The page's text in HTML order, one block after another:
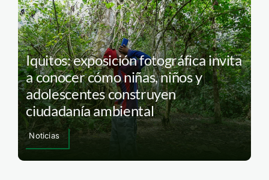
Iquitos: exposición fotográfica invita
a conocer cómo niñas, niños y
adolescentes construyen
ciudadanía ambiental
Noticias